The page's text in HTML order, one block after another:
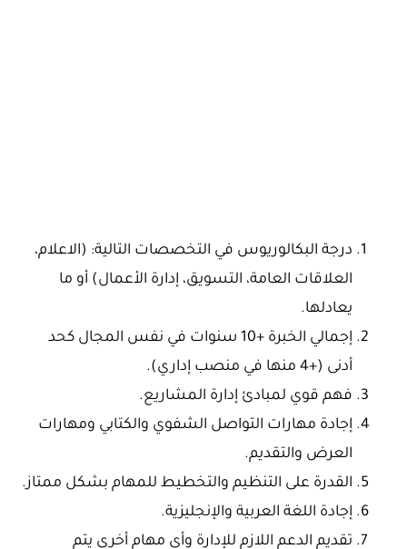
درجة البكالوريوس في التخصصات التالية: (الاعلام،
العلاقات العامة، التسويق، إدارة الأعمال) أو ما
يعادلها.
إجمالي الخبرة +10 سنوات في نفس المجال كحد
أدنى (+4 منها في منصب إداري).
فهم قوي لمبادئ إدارة المشاريع.
إجادة مهارات التواصل الشفوي والكتابي ومهارات
العرض والتقديم.
القدرة على التنظيم والتخطيط للمهام بشكل ممتاز.
إجادة اللغة العربية والإنجليزية.
تقديم الدعم اللازم للإدارة وأي مهام أخرى يتم